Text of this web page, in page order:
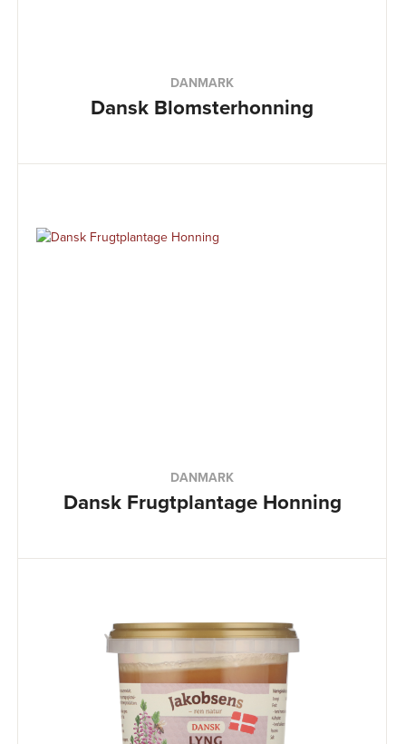
DANMARK
Dansk Blomsterhonning
DANMARK
Dansk Frugtplantage Honning